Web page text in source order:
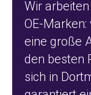
Wir
OE-
eine große
den besten
sich in